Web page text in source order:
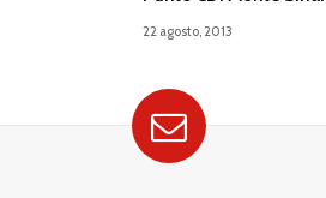
22 agosto, 2013